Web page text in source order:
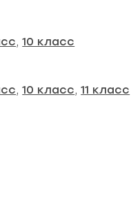
,10 класс
,10 класс,11 класс